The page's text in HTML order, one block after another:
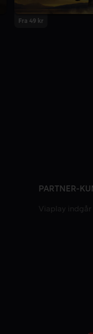
Fra 49 kr
PARTNER-
Viaplay indgår